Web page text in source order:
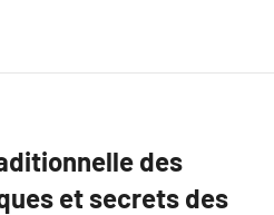
des
et secrets des